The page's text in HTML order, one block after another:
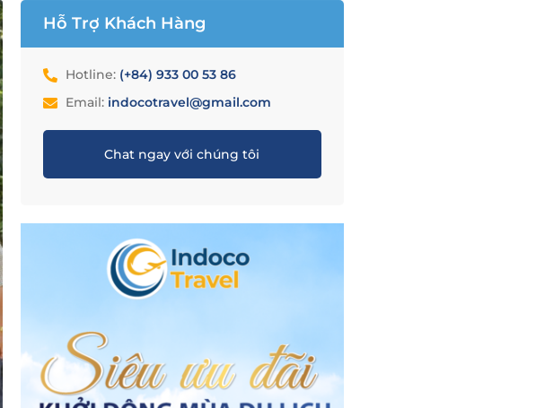
Hỗ Trợ Khách Hàng
Hotline: (+84) 933 00 53 86
Email: indocotravel@gmail.com
Chat ngay với chúng tôi